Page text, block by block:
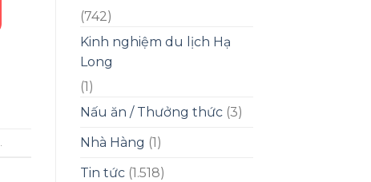
(742)
Kinh nghiệm du lịch Hạ
Long
(1)
Nấu ăn / Thưởng thức(3)
Nhà Hàng (1)
Tin tức(1.518)